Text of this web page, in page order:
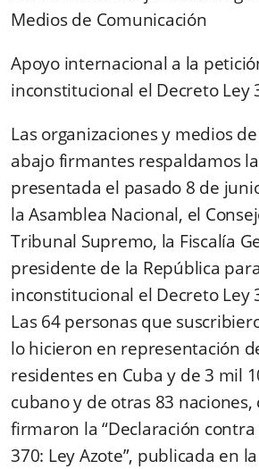
Medios de Comunicación
Apoyo internacional a la
inconstitucional el Decreto Ley
Las organizaciones y medios
abajo firmantes respaldamos
presentada el pasado 8 de
la Asamblea Nacional, el
Tribunal Supremo, la Fiscalía
presidente de la República
inconstitucional el Decreto Ley
Las 64 personas que
lo hicieron en representación
residentes en Cuba y de 3 mil
cubano y de otras 83 naciones,
firmaron la “Declaración
370: Ley Azote”, publicada en